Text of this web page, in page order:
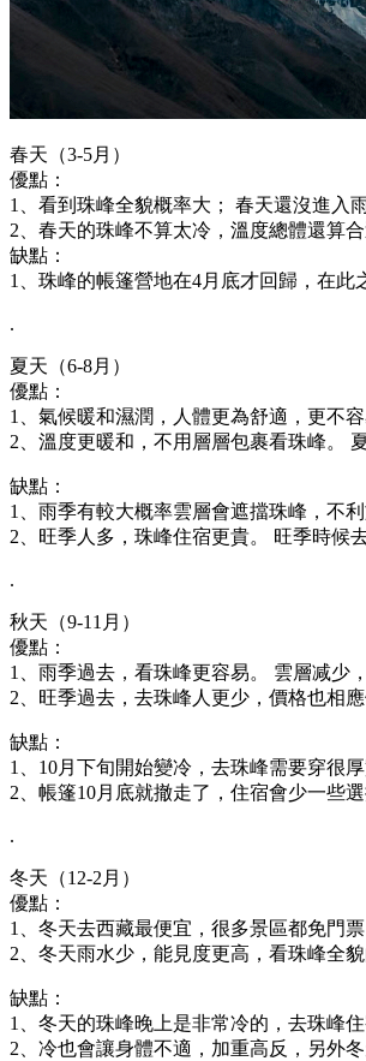
春天（3-5月）
優點：
1、看到珠峰全貌概率大； 春天還沒進入
2、春天的珠峰不算太冷，溫度總體還算
缺點：
1、珠峰的帳篷營地在4月底才回歸，在此
.
夏天（6-8月）
優點：
1、氣候暖和濕潤，人體更為舒適，更不容
2、溫度更暖和，不用層層包裹看珠峰。
缺點：
1、雨季有較大概率雲層會遮擋珠峰，不
2、旺季人多，珠峰住宿更貴。 旺季時候
.
秋天（9-11月）
優點：
1、雨季過去，看珠峰更容易。 雲層减少
2、旺季過去，去珠峰人更少，價格也相應
缺點：
1、10月下旬開始變冷，去珠峰需要穿很厚
2、帳篷10月底就撤走了，住宿會少一些選
.
冬天（12-2月）
優點：
1、冬天去西藏最便宜，很多景區都免門
2、冬天雨水少，能見度更高，看珠峰全
缺點：
1、冬天的珠峰晚上是非常冷的，去珠峰
2、冷也會讓身體不適，加重高反，另外